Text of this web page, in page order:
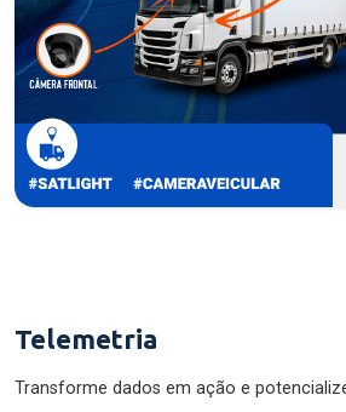
Telemetria
Transforme dados em ação e